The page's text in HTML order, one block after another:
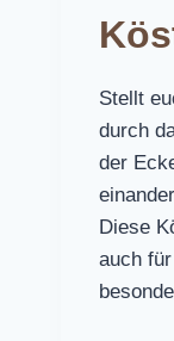
Stellt
durch
der
Diese
auch